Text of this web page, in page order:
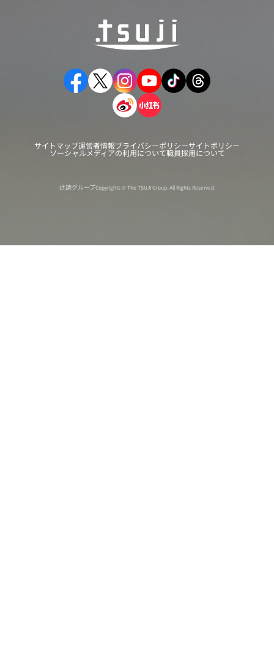
サイトマップ運営者情報プライバシーポリシーサイトポリシー
ソーシャルメディアの利用について職員採用について
辻調グループCopyrights © The TSUJI Group. All Rights Reserved.